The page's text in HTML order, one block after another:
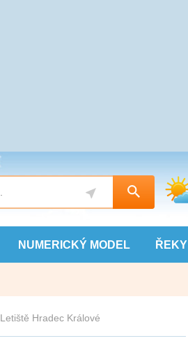
NUMERICKÝ MODEL ŘEKY
Letiště Hradec Králové